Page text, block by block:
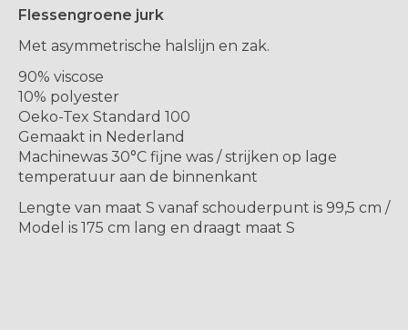
Flessengroene jurk
Met asymmetrische halslijn en zak.
90% viscose
10% polyester
Oeko-Tex Standard 100
Gemaakt in Nederland
Machinewas 30°C fijne was / strijken op lage
temperatuur aan de binnenkant
Lengte van maat S vanaf schouderpunt is 99,5 cm /
Model is 175 cm lang en draagt ​​maat S